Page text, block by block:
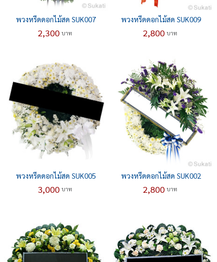
พวงหรีดดอกไม้สด SUK007
2,300 บาท
พวงหรีดดอกไม้สด SUK009
2,800 บาท
พวงหรีดดอกไม้สด SUK005
3,000 บาท
พวงหรีดดอกไม้สด SUK002
2,800 บาท